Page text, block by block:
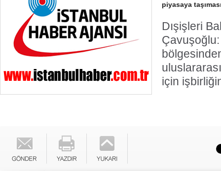
piyasaya
Dışişleri
Çavuşoğlu:
için